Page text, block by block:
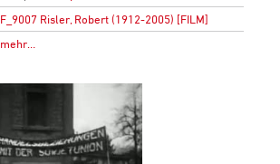
F_9007 Risler, Robert (1912-2005) [FILM]
mehr…